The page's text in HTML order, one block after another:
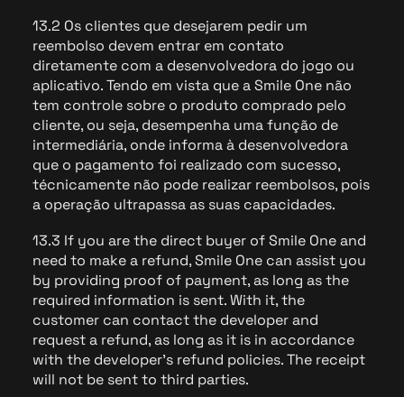
13.2 Os clientes que desejarem pedir um
reembolso devem entrar em contato
diretamente com a desenvolvedora do jogo ou
aplicativo. Tendo em vista que a Smile One não
tem controle sobre o produto comprado pelo
cliente, ou seja, desempenha uma função de
intermediária, onde informa à desenvolvedora
que o pagamento foi realizado com sucesso,
técnicamente não pode realizar reembolsos, pois
a operação ultrapassa as suas capacidades.
13.3 If you are the direct buyer of Smile One and
need to make a refund, Smile One can assist you
by providing proof of payment, as long as the
required information is sent. With it, the
customer can contact the developer and
request a refund, as long as it is in accordance
with the developer’s refund policies. The receipt
will not be sent to third parties.